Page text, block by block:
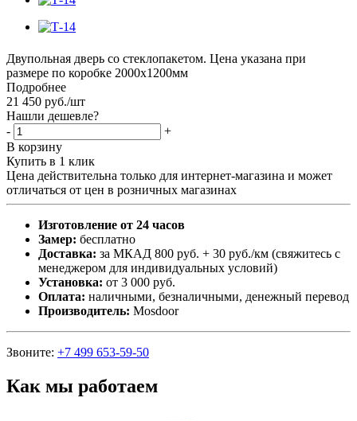
Двупольная дверь со стеклопакетом. Цена указана при
размере по коробке 2000х1200мм
Подробнее
21 450 руб./шт
Нашли дешевле?
-
+
В корзину
Купить в 1 клик
Цена действительна только для интернет-магазина и может
отличаться от цен в розничных магазинах
Изготовление от 24 часов
Замер: бесплатно
Доставка: за МКАД 800 руб. + 30 руб./км (свяжитесь с
менеджером для индивидуальных условий)
Установка: от 3 000 руб.
Оплата: наличными, безналичными, денежный перевод
Производитель: Mosdoor
Звоните: +7 499 653-59-50
Как мы работаем